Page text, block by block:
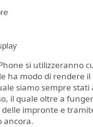
si utilizzeranno
ha modo di rendere
siamo sempre
il quale oltre a
impronte e
ancora.